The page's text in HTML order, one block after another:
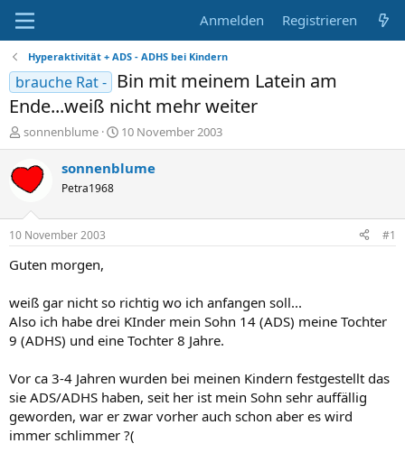
Anmelden Registrieren
Hyperaktivität + ADS - ADHS bei Kindern
brauche Rat -
Bin mit meinem Latein am
Ende...weiß nicht mehr weiter
E
r
s
e
e
r
sonnenblume
E
r
s
t
10 November 2003
sonnenblume
Petra1968
10 November 2003 #1
Guten morgen,
weiß gar nicht so richtig wo ich anfangen soll...
Also ich habe drei KInder mein Sohn 14 (ADS) meine Tochter
9 (ADHS) und eine Tochter 8 Jahre.
Vor ca 3-4 Jahren wurden bei meinen Kindern festgestellt das
sie ADS/ADHS haben, seit her ist mein Sohn sehr auffällig
geworden, war er zwar vorher auch schon aber es wird
immer schlimmer ?(